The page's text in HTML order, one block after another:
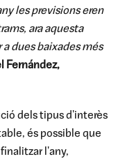
les previsions eren
ara aquesta
dues baixades més
Fernández,
dels tipus d'interès
és possible que
l'any,